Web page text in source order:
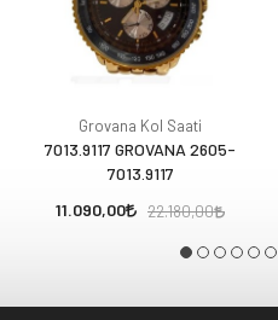
Grovana Kol Saati
7013.9117 GROVANA 2605-
7013.9117
11.090,00
22.180,00